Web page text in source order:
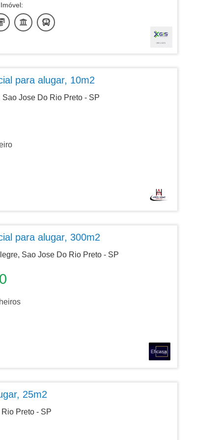
para alugar, 10m2
Jose Do Rio Preto - SP
para alugar, 300m2
Sao Jose Do Rio Preto - SP
25m2
Preto - SP